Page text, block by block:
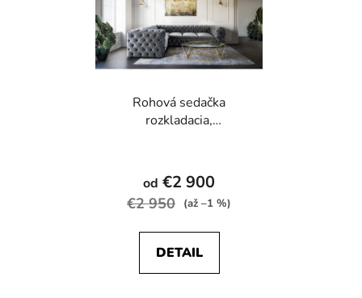
Rohová sedačka
rozkladacia,
hodnotenie
produktu
z
od €2 900
€2 950 (až –1 %)
DETAIL